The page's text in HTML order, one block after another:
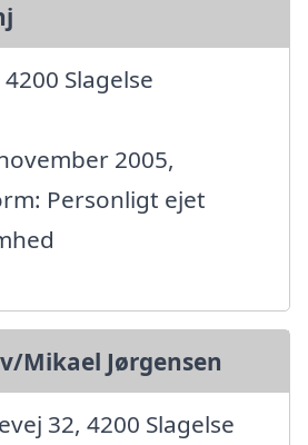
Slagelse
2005,
Personligt ejet
Mikael Jørgensen
32, 4200 Slagelse